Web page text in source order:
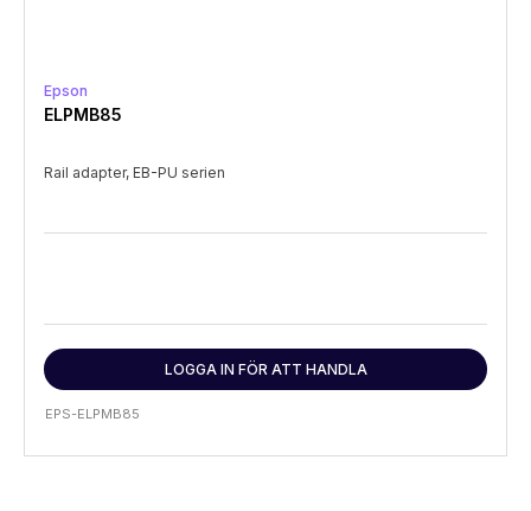
Epson
ELPMB85
Rail adapter, EB-PU serien
LOGGA IN FÖR ATT HANDLA
EPS-ELPMB85